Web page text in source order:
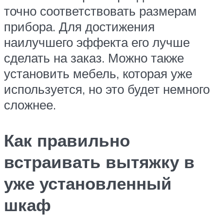
точно соответствовать размерам
прибора. Для достижения
наилучшего эффекта его лучше
сделать на заказ. Можно также
установить мебель, которая уже
используется, но это будет немного
сложнее.
Как правильно
встраивать вытяжку в
уже установленный
шкаф